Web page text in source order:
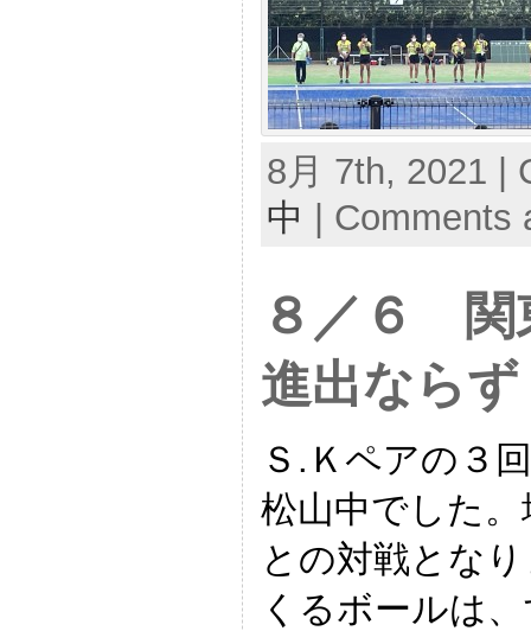
8月 7th, 2021 |
中
Comments
８／６
進出ならず
Ｓ.Ｋペアの３
松山中でした
との対戦とな
くるボールは